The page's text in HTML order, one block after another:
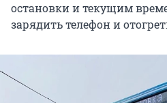
остановки и текущим
зарядить телефон и